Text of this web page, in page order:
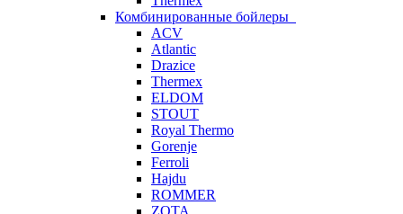
Комбинированные бойлеры
ACV
Atlantic
Drazice
Thermex
ELDOM
STOUT
Royal Thermo
Gorenje
Ferroli
Hajdu
ROMMER
ZOTA